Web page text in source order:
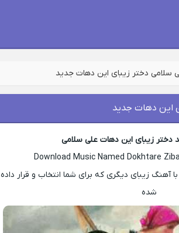
سلامی دختر زیبای این دهات جدید
این دهات جدید
دختر زیبای این دهات علی سلامی
Download Music Named Dokhtare
زیبای دیگری که برای شما انتخاب و قرار داده
شده